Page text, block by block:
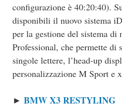
configurazione è 40:20:40).
disponibili il nuovo sistema
per la gestione del sistema di
Professional, che permette di
singole lettere, l’head-up
personalizzazione M Sport e
► BMW X3 RESTYLING